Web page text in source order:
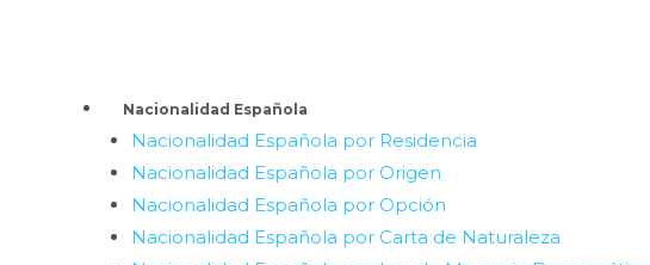
Nacionalidad Española
Nacionalidad Española por Residencia
Nacionalidad Española por Origen
Nacionalidad Española por Opción
Nacionalidad Española por Carta de Naturaleza
Menú